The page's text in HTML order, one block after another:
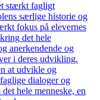
stærkt fagligt
særlige historie og
fokus på elevernes
det hele
anerkendende og
i deres udvikling.
at udvikle og
dialoger og
hele menneske, en